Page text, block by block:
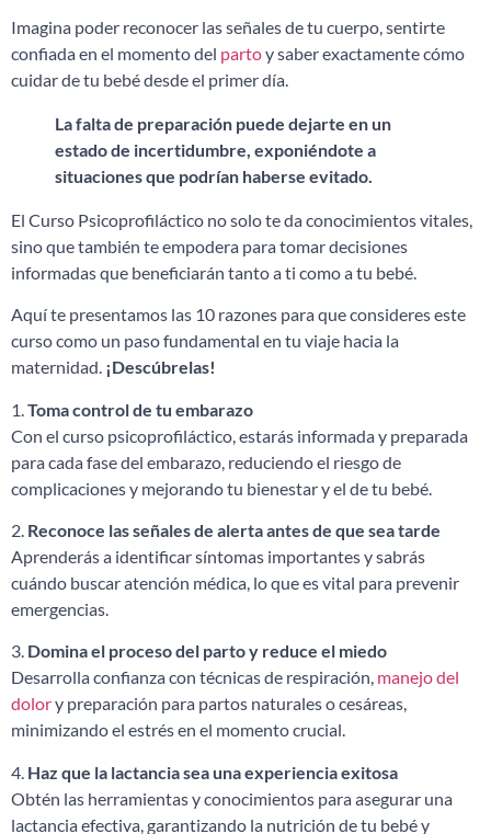
Imagina poder reconocer las señales de tu cuerpo, sentirte
confiada en el momento del partoy saber exactamente cómo
cuidar de tu bebé desde el primer día.
La falta de preparación puede dejarte en un
estado de incertidumbre, exponiéndote a
situaciones que podrían haberse evitado.
El Curso Psicoprofiláctico no solo te da conocimientos vitales,
sino que también te empodera para tomar decisiones
informadas que beneficiarán tanto a ti como a tu bebé.
Aquí te presentamos las 10 razones para que consideres este
curso como un paso fundamental en tu viaje hacia la
maternidad. ¡Descúbrelas!
1. Toma control de tu embarazo
Con el curso psicoprofiláctico, estarás informada y preparada
para cada fase del embarazo, reduciendo el riesgo de
complicaciones y mejorando tu bienestar y el de tu bebé.
2. Reconoce las señales de alerta antes de que sea tarde
Aprenderás a identificar síntomas importantes y sabrás
cuándo buscar atención médica, lo que es vital para prevenir
emergencias.
3. Domina el proceso del parto y reduce el miedo
Desarrolla confianza con técnicas de respiración, manejo del
dolory preparación para partos naturales o cesáreas,
minimizando el estrés en el momento crucial.
4. Haz que la lactancia sea una experiencia exitosa
Obtén las herramientas y conocimientos para asegurar una
lactancia efectiva, garantizando la nutrición de tu bebé y